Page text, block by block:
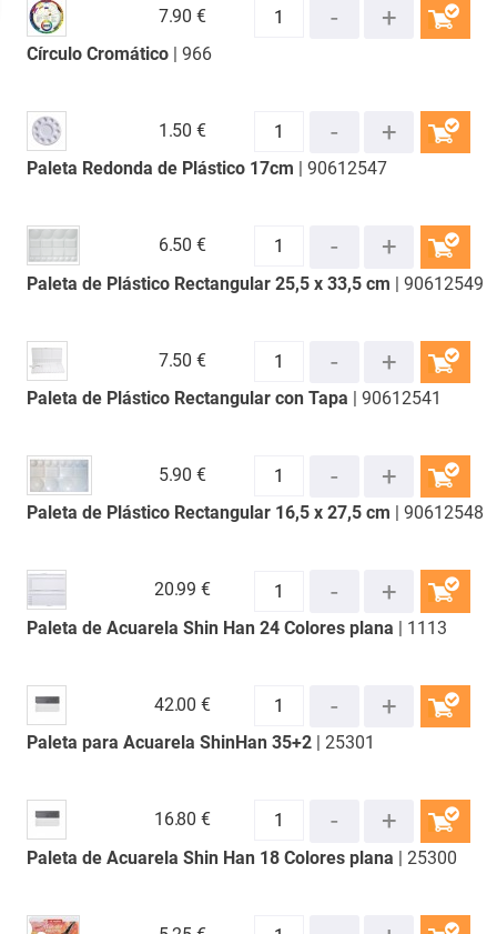
Círculo Cromático| 966
7.90 €
Paleta Redonda de Plástico 17cm | 90612547
1.50 €
Paleta de Plástico Rectangular 25,5 x 33,5 cm | 90612549
6.50 €
COMPRAR
Paleta de Plástico Rectangular con Tapa | 90612541
7.50 €
COMPRAR
Paleta de Plástico Rectangular 16,5 x 27,5 cm | 90612548
5.90 €
COMPRAR
Paleta de Acuarela Shin Han 24 Colores plana | 1113
20.99 €
COMPRAR
Paleta para Acuarela ShinHan 35+2| 25301
42.00 €
Paleta de Acuarela Shin Han 18 Colores plana | 25300
16.80 €
COMPRAR